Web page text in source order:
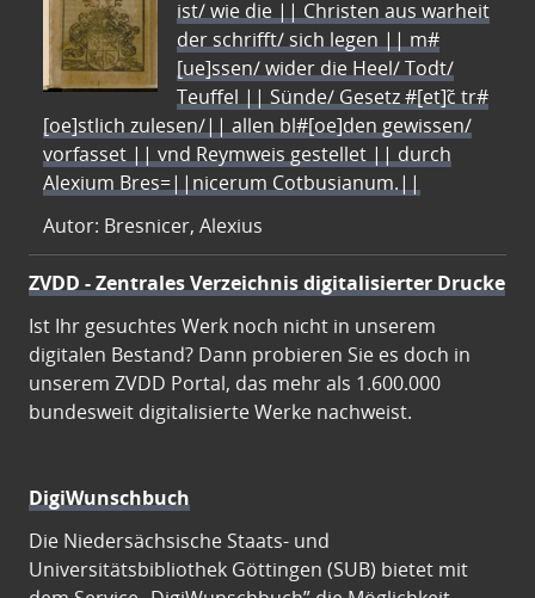
ist/ wie die || Christen aus warheit
der schrifft/ sich legen || m#
[ue]ssen/ wider die Heel/ Todt/
Teuffel || Sünde/ Gesetz #[et]c̃ tr#
[oe]stlich zulesen/|| allen bl#[oe]den gewissen/
vorfasset || vnd Reymweis gestellet || durch
Alexium Bres=||nicerum Cotbusianum.||
Autor: Bresnicer, Alexius
ZVDD - Zentrales Verzeichnis digitalisierter Drucke
Ist Ihr gesuchtes Werk noch nicht in unserem
digitalen Bestand? Dann probieren Sie es doch in
unserem ZVDD Portal, das mehr als 1.600.000
bundesweit digitalisierte Werke nachweist.
DigiWunschbuch
Die Niedersächsische Staats- und
Universitätsbibliothek Göttingen (SUB) bietet mit